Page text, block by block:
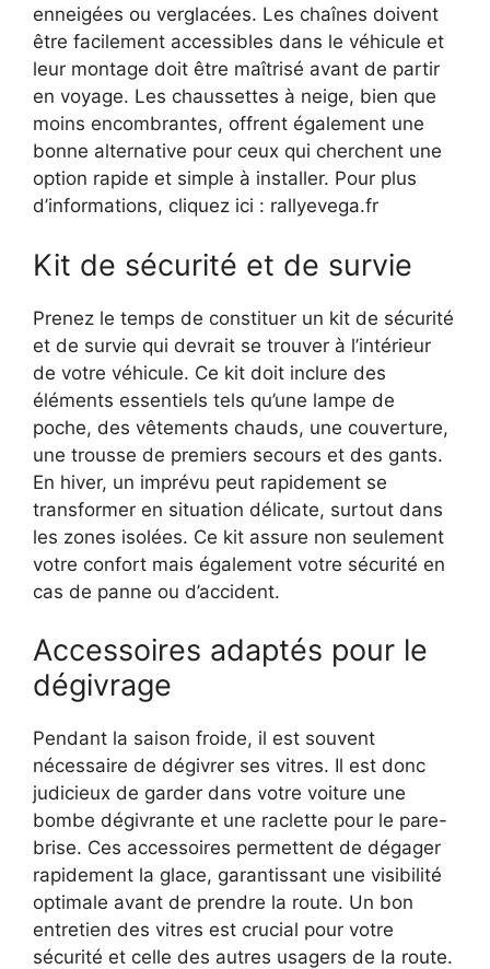
enneigées ou verglacées. Les chaînes doivent
être facilement accessibles dans le véhicule et
leur montage doit être maîtrisé avant de partir
en voyage. Les chaussettes à neige, bien que
moins encombrantes, offrent également une
bonne alternative pour ceux qui cherchent une
option rapide et simple à installer. Pour plus
d’informations, cliquez ici : rallyevega.fr
Kit de sécurité et de survie
Prenez le temps de constituer un kit de sécurité
et de survie qui devrait se trouver à l’intérieur
de votre véhicule. Ce kit doit inclure des
éléments essentiels tels qu’une lampe de
poche, des vêtements chauds, une couverture,
une trousse de premiers secours et des gants.
En hiver, un imprévu peut rapidement se
transformer en situation délicate, surtout dans
les zones isolées. Ce kit assure non seulement
votre confort mais également votre sécurité en
cas de panne ou d’accident.
Accessoires adaptés pour le
dégivrage
Pendant la saison froide, il est souvent
nécessaire de dégivrer ses vitres. Il est donc
judicieux de garder dans votre voiture une
bombe dégivrante et une raclette pour le pare-
brise. Ces accessoires permettent de dégager
rapidement la glace, garantissant une visibilité
optimale avant de prendre la route. Un bon
entretien des vitres est crucial pour votre
sécurité et celle des autres usagers de la route.